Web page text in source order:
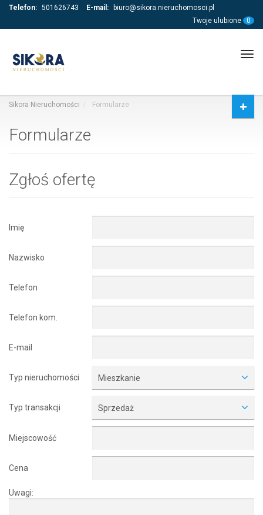
Telefon: 501626743 E-mail:
biuro@sikora.nieruchomosci.pl
Twoje ulubione
0
Sikora Nieruchomości Formularze
Formularze
Zgłoś ofertę
Imię
Nazwisko
Telefon
Telefon kom.
E-mail
Typ nieruchomości Mieszkanie
Typ transakcji Sprzedaż
Miejscowość
Cena
Uwagi: